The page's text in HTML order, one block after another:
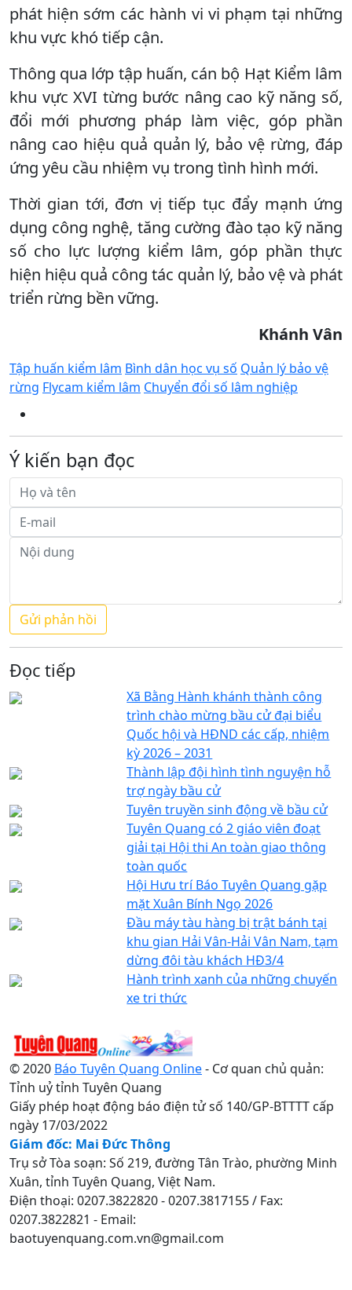
phát hiện sớm các hành vi vi phạm tại những
khu vực khó tiếp cận.
Thông qua lớp tập huấn, cán bộ Hạt Kiểm lâm
khu vực XVI từng bước nâng cao kỹ năng số,
đổi mới phương pháp làm việc, góp phần
nâng cao hiệu quả quản lý, bảo vệ rừng, đáp
ứng yêu cầu nhiệm vụ trong tình hình mới.
Thời gian tới, đơn vị tiếp tục đẩy mạnh ứng
dụng công nghệ, tăng cường đào tạo kỹ năng
số cho lực lượng kiểm lâm, góp phần thực
hiện hiệu quả công tác quản lý, bảo vệ và phát
triển rừng bền vững.
Khánh Vân
Tập huấn kiểm lâm Bình dân học vụ số Quản lý bảo vệ
rừng Flycam kiểm lâm Chuyển đổi số lâm nghiệp
Ý kiến bạn đọc
Đọc tiếp
Xã Bằng Hành khánh thành công
trình chào mừng bầu cử đại biểu
Quốc hội và HĐND các cấp, nhiệm
kỳ 2026 – 2031
Thành lập đội hình tình nguyện hỗ
trợ ngày bầu cử
Tuyên truyền sinh động về bầu cử
Tuyên Quang có 2 giáo viên đoạt
giải tại Hội thi An toàn giao thông
toàn quốc
Hội Hưu trí Báo Tuyên Quang gặp
mặt Xuân Bính Ngọ 2026
Đầu máy tàu hàng bị trật bánh tại
khu gian Hải Vân-Hải Vân Nam, tạm
dừng đôi tàu khách HĐ3/4
Hành trình xanh của những chuyến
xe tri thức
© 2020 Báo Tuyên Quang Online- Cơ quan chủ quản:
Tỉnh uỷ tỉnh Tuyên Quang
Giấy phép hoạt động báo điện tử số 140/GP-BTTTT cấp
ngày 17/03/2022
Giám đốc: Mai Đức Thông
Trụ sở Tòa soạn: Số 219, đường Tân Trào, phường Minh
Xuân, tỉnh Tuyên Quang, Việt Nam.
Điện thoại: 0207.3822820 - 0207.3817155 / Fax:
0207.3822821 - Email:
baotuyenquang.com.vn@gmail.com